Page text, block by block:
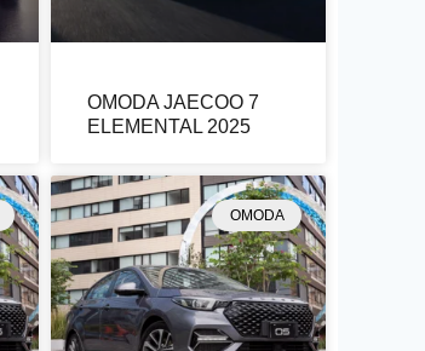
OMODA JAECOO 7
ELEMENTAL 2025
OMODA